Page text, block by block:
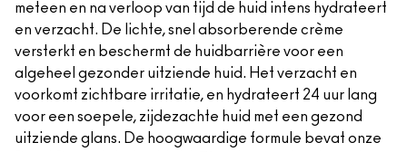
meteen en na verloop van tijd de huid intens hydrateert
en verzacht. De lichte, snel absorberende crème
versterkt en beschermt de huidbarrière voor een
algeheel gezonder uitziende huid. Het verzacht en
voorkomt zichtbare irritatie, en hydrateert 24 uur lang
voor een soepele, zijdezachte huid met een gezond
uitziende glans. De hoogwaardige formule bevat onze